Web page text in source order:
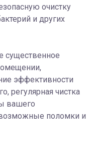
очистку
и других
существенное
эффективности
регулярная чистка
вашего
поломки и